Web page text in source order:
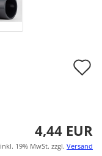
4,44 EUR
inkl. 19% MwSt. zzgl. Versand